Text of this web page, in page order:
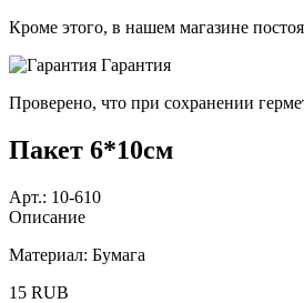
Кроме этого, в нашем магазине
Гарантия
Проверено, что при сохранении
Пакет 6*10см
Арт.: 10-610
Описание
Материал: Бумага
15 RUB